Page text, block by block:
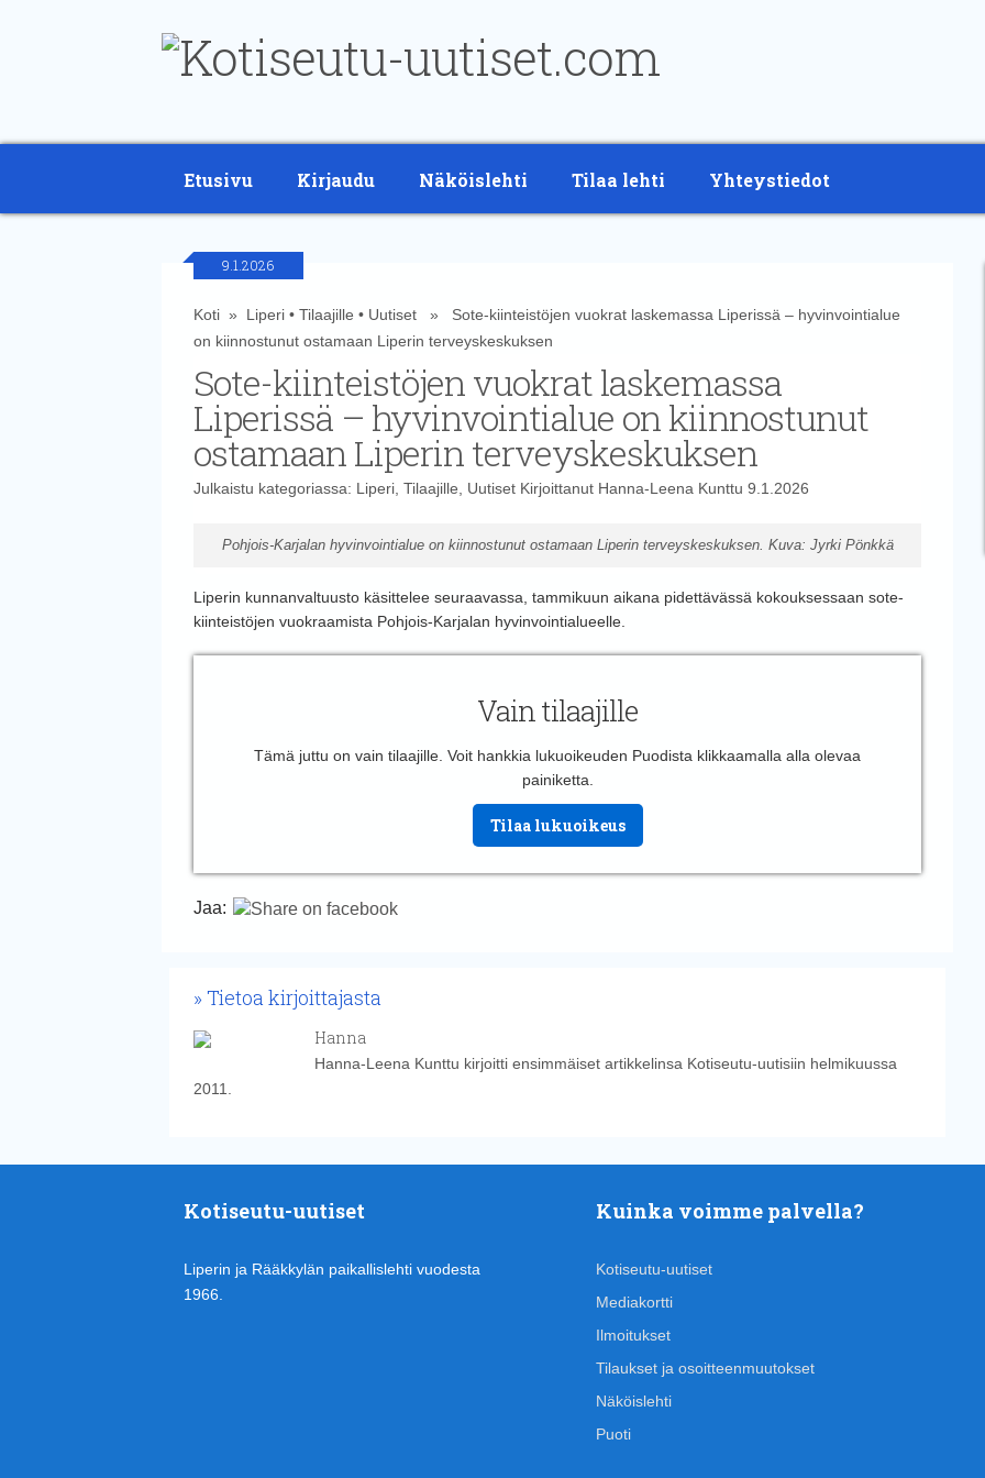
Etusivu Kirjaudu Näköislehti Tilaa lehti Yhteystiedot
9.1.2026
Koti» Liperi• Tilaajille • Uutiset» Sote-kiinteistöjen vuokrat laskemassa Liperissä – hyvinvointialue
on kiinnostunut ostamaan Liperin terveyskeskuksen
Sote-kiinteistöjen vuokrat laskemassa
Liperissä – hyvinvointialue on kiinnostunut
ostamaan Liperin terveyskeskuksen
Julkaistu kategoriassa: Liperi, Tilaajille UutisetKirjoittanut Hanna-Leena Kunttu 9.1.2026
Pohjois-Karjalan hyvinvointialue on kiinnostunut ostamaan Liperin terveyskeskuksen. Kuva: Jyrki Pönkkä
Liperin kunnanvaltuusto käsittelee seuraavassa, tammikuun aikana pidettävässä kokouksessaan sote-
kiinteistöjen vuokraamista Pohjois-Karjalan hyvinvointialueelle.
Vain tilaajille
Tämä juttu on vain tilaajille. Voit hankkia lukuoikeuden Puodista klikkaamalla alla olevaa
painiketta.
Tilaa lukuoikeus
Jaa:
Tietoa kirjoittajasta
Hanna
Hanna-Leena Kunttu kirjoitti ensimmäiset artikkelinsa Kotiseutu-uutisiin helmikuussa
2011.
Kotiseutu-uutiset
Liperin ja Rääkkylän paikallislehti vuodesta
1966.
Kuinka voimme palvella?
Kotiseutu-uutiset
Mediakortti
Ilmoitukset
Tilaukset ja osoitteenmuutokset
Näköislehti
Puoti